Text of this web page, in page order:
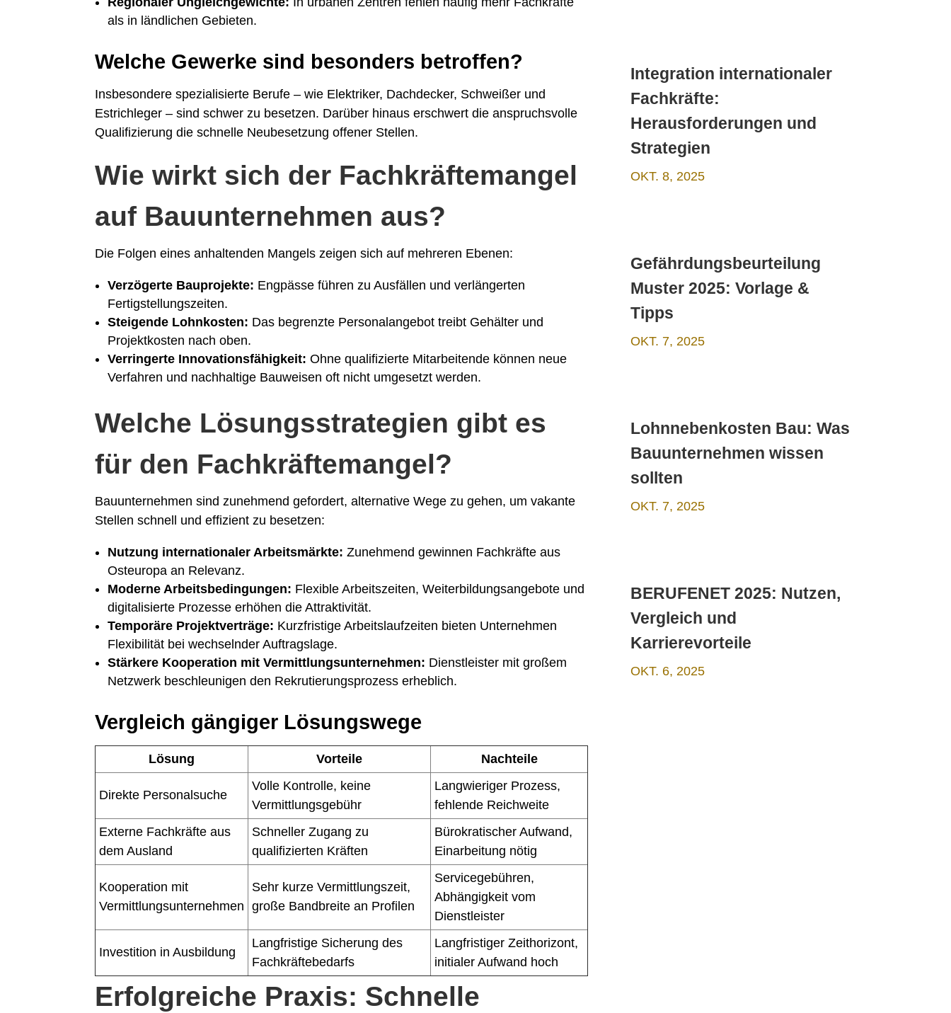
als in ländlichen Gebieten.
Welche Gewerke sind besonders betroffen?
Insbesondere spezialisierte Berufe – wie Elektriker, Dachdecker, Schweißer und
Estrichleger – sind schwer zu besetzen. Darüber hinaus erschwert die anspruchsvolle
Qualifizierung die schnelle Neubesetzung offener Stellen.
Wie wirkt sich der Fachkräftemangel
auf Bauunternehmen aus?
Die Folgen eines anhaltenden Mangels zeigen sich auf mehreren Ebenen:
Verzögerte Bauprojekte: Engpässe führen zu Ausfällen und verlängerten
Fertigstellungszeiten.
Steigende Lohnkosten: Das begrenzte Personalangebot treibt Gehälter und
Projektkosten nach oben.
Verringerte Innovationsfähigkeit: Ohne qualifizierte Mitarbeitende können neue
Verfahren und nachhaltige Bauweisen oft nicht umgesetzt werden.
Welche Lösungsstrategien gibt es
für den Fachkräftemangel?
Bauunternehmen sind zunehmend gefordert, alternative Wege zu gehen, um vakante
Stellen schnell und effizient zu besetzen:
Nutzung internationaler Arbeitsmärkte: Zunehmend gewinnen Fachkräfte aus
Osteuropa an Relevanz.
Moderne Arbeitsbedingungen: Flexible Arbeitszeiten, Weiterbildungsangebote und
digitalisierte Prozesse erhöhen die Attraktivität.
Temporäre Projektverträge: Kurzfristige Arbeitslaufzeiten bieten Unternehmen
Flexibilität bei wechselnder Auftragslage.
Stärkere Kooperation mit Vermittlungsunternehmen: Dienstleister mit großem
Netzwerk beschleunigen den Rekrutierungsprozess erheblich.
Vergleich gängiger Lösungswege
Lösung Vorteile Nachteile
Direkte Personalsuche
Volle Kontrolle, keine
Vermittlungsgebühr
Langwieriger Prozess,
fehlende Reichweite
Externe Fachkräfte aus
dem Ausland
Schneller Zugang zu
qualifizierten Kräften
Bürokratischer Aufwand,
Einarbeitung nötig
Kooperation mit
Vermittlungsunternehmen
Sehr kurze Vermittlungszeit,
große Bandbreite an Profilen
Servicegebühren,
Abhängigkeit vom
Dienstleister
Investition in Ausbildung
Langfristige Sicherung des
Fachkräftebedarfs
Langfristiger Zeithorizont,
initialer Aufwand hoch
Erfolgreiche Praxis: Schnelle
Integration internationaler
Fachkräfte:
Herausforderungen und
Strategien
OKT. 8, 2025
Gefährdungsbeurteilung
Muster 2025: Vorlage &
Tipps
OKT. 7, 2025
Lohnnebenkosten Bau: Was
Bauunternehmen wissen
sollten
OKT. 7, 2025
BERUFENET 2025: Nutzen,
Vergleich und
Karrierevorteile
OKT. 6, 2025